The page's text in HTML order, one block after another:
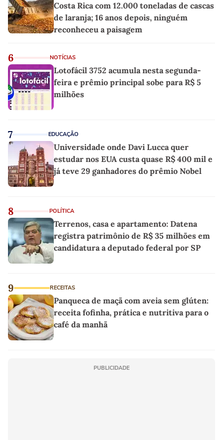
Costa Rica com 12.000 toneladas de cascas
de laranja; 16 anos depois, ninguém
reconheceu a paisagem
6 NOTÍCIAS
Lotofácil 3752 acumula nesta segunda-
feira e prêmio principal sobe para R$ 5
milhões
7 EDUCAÇÃO
Universidade onde Davi Lucca quer
estudar nos EUA custa quase R$ 400 mil e
já teve 29 ganhadores do prêmio Nobel
8 POLÍTICA
Terrenos, casa e apartamento: Datena
registra patrimônio de R$ 35 milhões em
candidatura a deputado federal por SP
9 RECEITAS
Panqueca de maçã com aveia sem glúten:
receita fofinha, prática e nutritiva para o
café da manhã
PUBLICIDADE